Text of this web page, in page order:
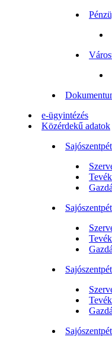
e-ügyintézés
Közérdekű adatok